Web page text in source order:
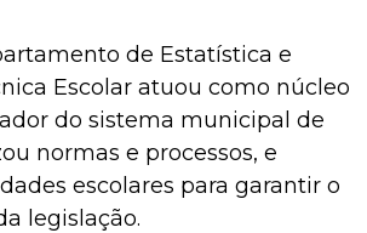
de Estatística e
Escolar atuou como núcleo
do sistema municipal de
normas e processos, e
escolares para garantir o
legislação.